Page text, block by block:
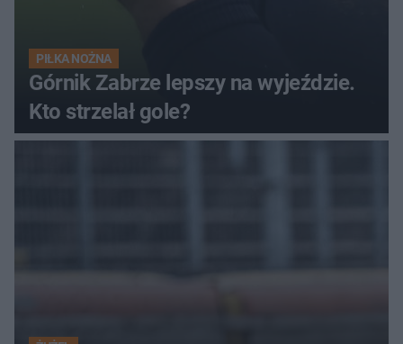
PIŁKA NOŻNA
Górnik Zabrze lepszy na wyjeździe.
Kto strzelał gole?